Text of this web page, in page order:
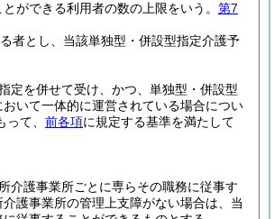
ができる利用者の数の上限をいう。 第7
者とし、当該単独型・併設型指定介護予
定を併せて受け、かつ、単独型・併設型
いて一体的に運営されている場合につい
て、 前各項に規定する基準を満たして
介護事業所ごとに専らその職務に従事す
護事業所の管理上支障がない場合は、当